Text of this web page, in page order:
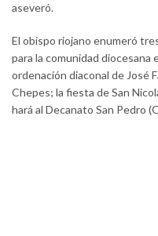
aseveró.
El obispo riojano enumeró
para la comunidad
ordenación diaconal de José
Chepes; la fiesta de San
hará al Decanato San Pedro